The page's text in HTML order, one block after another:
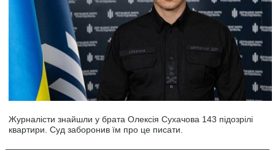
Журналісти знайшли у брата Олексія Сухачова 143 підозрілі
квартири. Суд заборонив їм про це писати.